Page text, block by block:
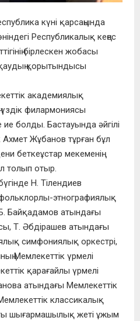
күні қарсаңында
Республикалық кеңес
бірлескен жобасы
қорытындысы
академиялық
филармониясы
болды. Бастауында әйгілі
Жұбанов тұрған бұл
беткеұстар мекеменің
толып отыр.
Н. Тілендиев
этнографиялық
Байқадамов атындағы
Т. Әбдірашев атындағы
симфониялық оркестрі,
Мемлекеттік үрмелі
қарағайлы үрмелі
атындағы Мемлекеттік
классикалық
шығармашылық жеті ұжым